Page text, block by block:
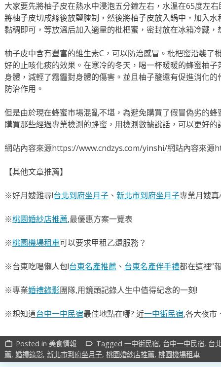
大家要先將柚子皮在熱水中浸泡五分鐘左右，水溫在65度左
將柚子皮切成絲後放鹽腌制，然後將柚子皮放入鍋中，加入
黏稠即可，等放溫后加入適量的枇杷蜜，密封放在冰箱冷藏
柚子皮中含有豐富的維生素C，可以防治感冒。枇杷蜜沿襲了
好的止咳化痰的效果。在寒冷的冬天，喝一杯暖暖的蜂蜜柚
身體，減輕了霧霾對身體的傷害。並且柚子酸還有促進消化
防治作用。
但是由於現在蜂蜜市場混亂不堪，為避免購買了假冒偽劣的
購買那些經過專業檢測的蜂蜜，用檢測數據說話，可以更好
網站內容來源https://www.cndzys.com/yinshi/網站內容來源
【其他文章推薦】
※好月嫂難尋!台北到府坐月子、 新北市到府坐月子專業月嫂
※桃園婚紗店推薦,最優惠方案一覽表
※桃園機場租車可以要求甲租乙還服務？
※台東吃喝懶人包!台東名產推薦 、 台東名產伴手禮都在這裡”
※專業婚禮錄影團隊,用鏡頭記錄人生中值得紀念的一刻!
※想知道台中一中民宿最佳地點在哪? 近一中街民宿,各大夜市
work_outline Posted in 美食情報 label_outline Tagged 一中街民宿, 台中一中民宿, 台
薦, 婚禮錄影, 新北市到府坐月子, 桃園婚紗店推薦, 桃園機場租車